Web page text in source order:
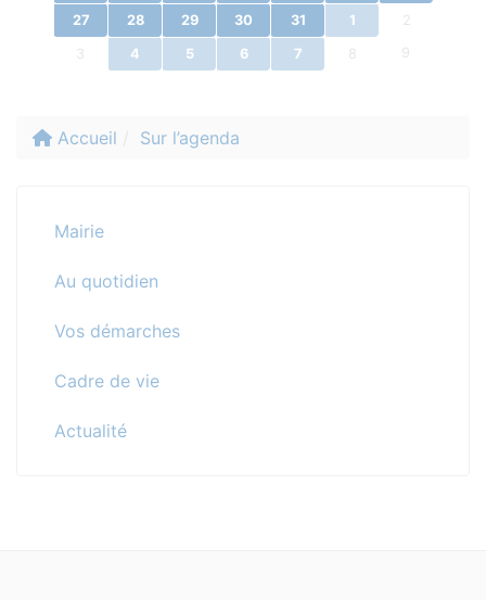
27 28 29 30 31 1 2
3 4 5 6 7 8 9
Accueil Sur l’agenda
Mairie
Au quotidien
Vos démarches
Cadre de vie
Actualité